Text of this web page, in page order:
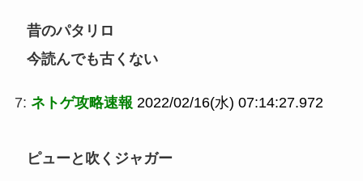
昔のパタリロ
今読んでも古くない
7: ネトゲ攻略速報 2022/02/16(水) 07:14:27.972
ピューと吹くジャガー